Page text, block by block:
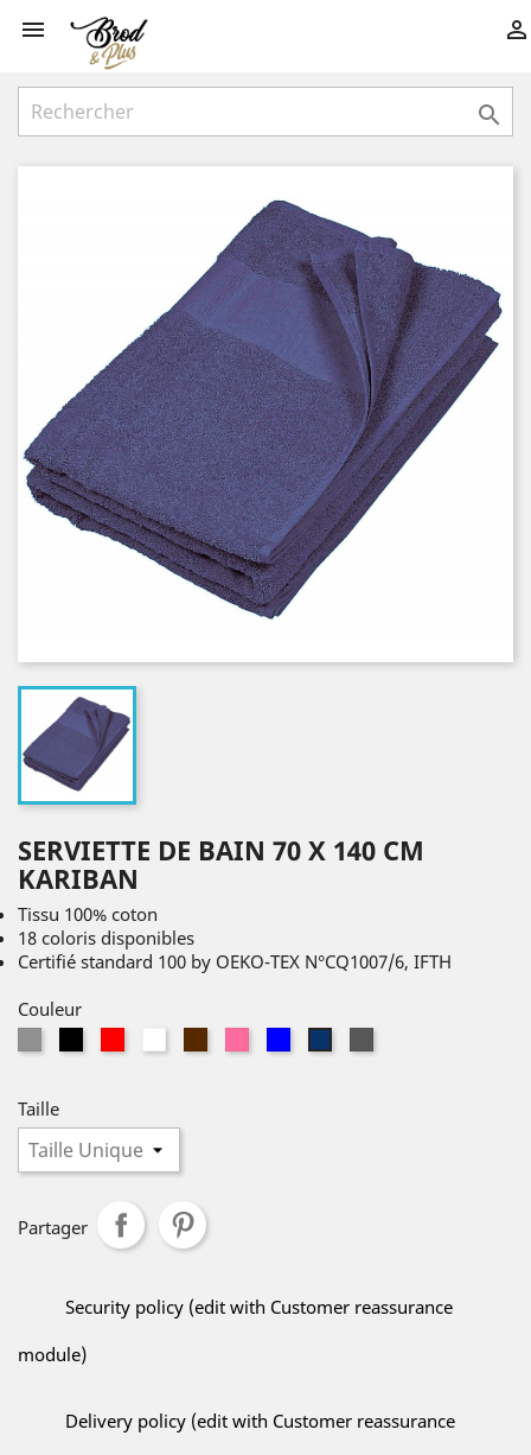
 

SERVIETTE DE BAIN 70 X 140 CM
KARIBAN
Tissu 100% coton
18 coloris disponibles
Certifié standard 100 by OEKO-TEX N°CQ1007/6, IFTH
Couleur
Taille
Partager
Security policy (edit with Customer reassurance
module)
Delivery policy (edit with Customer reassurance